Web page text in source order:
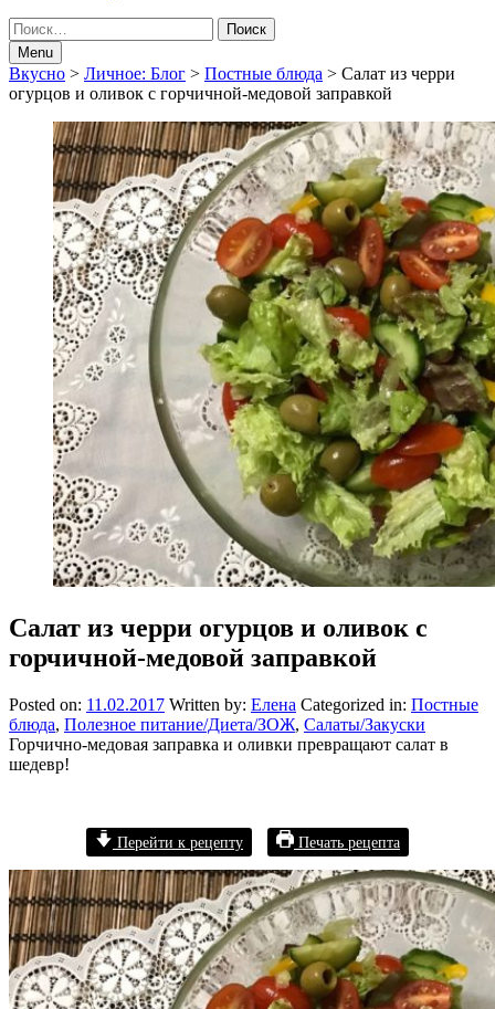
Search
Найти:
Menu
Breadcrumbs
navigation
Вкусно > Личное: Блог > Постные блюда > Салат из черри
огурцов и оливок с горчичной-медовой заправкой
Салат из черри огурцов и оливок с
горчичной-медовой заправкой
Posted on: 11.02.2017 Written by: Елена Categorized in: Постные
блюда, Полезное питание/Диета/ЗОЖ, Салаты/Закуски
Горчично-медовая заправка и оливки превращают салат в
шедевр!
Перейти к рецепту Печать рецепта